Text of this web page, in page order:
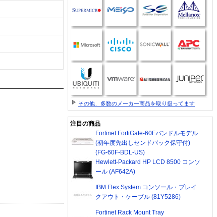
その他、多数のメーカー商品を取り扱ってます
注目の商品
Fortinet FortiGate-60Fバンドルモデル
(初年度先出しセンドバック保守付)
(FG-60F-BDL-US)
Hewlett-Packard HP LCD 8500 コンソ
ール (AF642A)
IBM Flex System コンソール・ブレイ
クアウト・ケーブル (81Y5286)
Fortinet Rack Mount Tray